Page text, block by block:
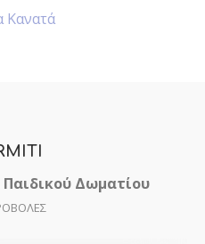
Δωματίου